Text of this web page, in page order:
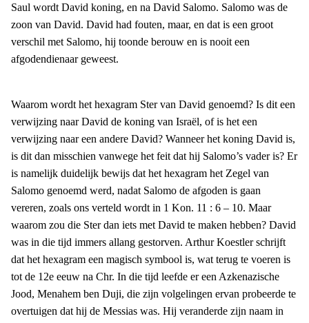
Saul wordt David koning, en na David Salomo. Salomo was de
zoon van David. David had fouten, maar, en dat is een groot
verschil met Salomo, hij toonde berouw en is nooit een
afgodendienaar geweest.
Waarom wordt het hexagram Ster van David genoemd? Is dit een
verwijzing naar David de koning van Israël, of is het een
verwijzing naar een andere David? Wanneer het koning David is,
is dit dan misschien vanwege het feit dat hij Salomo’s vader is? Er
is namelijk duidelijk bewijs dat het hexagram het Zegel van
Salomo genoemd werd, nadat Salomo de afgoden is gaan
vereren, zoals ons verteld wordt in 1 Kon. 11 : 6 – 10. Maar
waarom zou die Ster dan iets met David te maken hebben? David
was in die tijd immers allang gestorven. Arthur Koestler schrijft
dat het hexagram een magisch symbool is, wat terug te voeren is
tot de 12e eeuw na Chr. In die tijd leefde er een Azkenazische
Jood, Menahem ben Duji, die zijn volgelingen ervan probeerde te
overtuigen dat hij de Messias was. Hij veranderde zijn naam in